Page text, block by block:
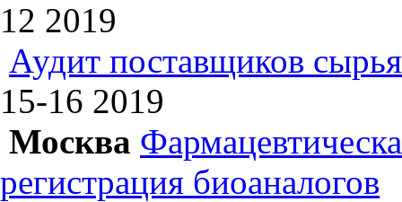
12 2019
Аудит поставщиков
15-16 2019
Москва
регистрация биоаналогов